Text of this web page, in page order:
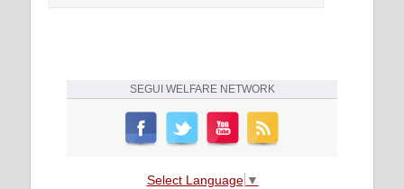
SEGUI WELFARE NETWORK
Select Language ▼